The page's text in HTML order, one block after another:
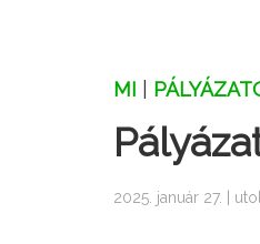
MI
2025. január 27. |